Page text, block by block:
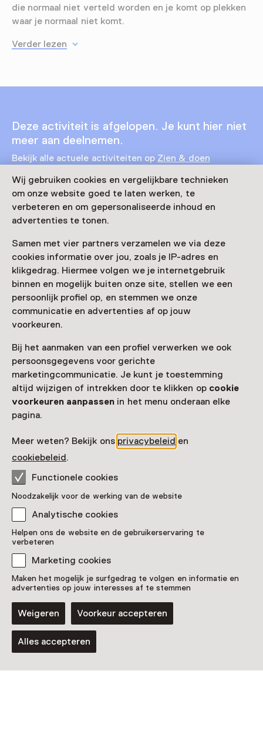
Wij gebruiken cookies en vergelijkbare technieken
om onze website goed te laten werken, te
verbeteren en om gepersonaliseerde inhoud en
advertenties te tonen.
Samen met vier partners verzamelen we via deze
cookies informatie over jou, zoals je IP-adres en
klikgedrag. Hiermee volgen we je internetgebruik
binnen en mogelijk buiten onze site, stellen we een
persoonlijk profiel op, en stemmen we onze
communicatie en advertenties af op jouw
voorkeuren.
Bij het aanmaken van een profiel verwerken we ook
persoonsgegevens voor gerichte
marketingcommunicatie. Je kunt je toestemming
altijd wijzigen of intrekken door te klikken op cookie
voorkeuren aanpassen in het menu onderaan elke
pagina.
Meer weten? Bekijk ons privacybeleid en
cookiebeleid.
Functionele cookies
Noodzakelijk voor de werking van de website
Analytische cookies
Helpen ons de website en de gebruikerservaring te
verbeteren
Marketing cookies
Maken het mogelijk je surfgedrag te volgen en informatie en
advertenties op jouw interesses af te stemmen
Weigeren Voorkeur accepteren
Alles accepteren
die normaal niet verteld worden en je komt op plekken
waar je normaal niet komt.
Verder lezen
Deze activiteit is afgelopen. Je kunt hier niet
meer aan deelnemen.
Bekijk alle actuele activiteiten op Zien & doen
Datum & tijd
12 juli 2026 t/m 22 juli 2026
Locatie
Kasteel Rosendael
Rosendael 1
6891 DA Rozendaal
Route plannenOpent in een nieuw tabblad
Vandaag open van 11:00 tot 16:00 uur
Meer openingstijden
Extra informatie
Boek je ticket online, er zijn beperkte plekken
Zien & doen in Kasteel
Rosendael